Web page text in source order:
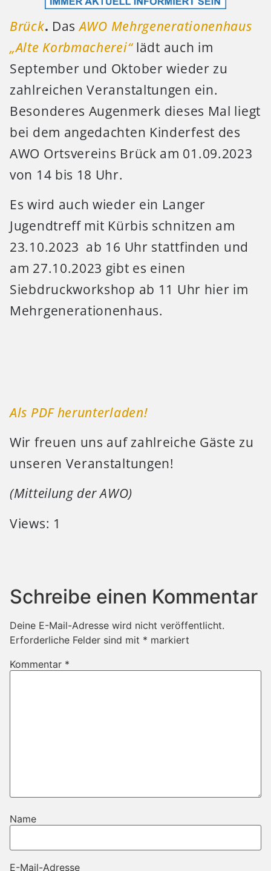
Brück. DasAWO Mehrgenerationenhaus
„Alte Korbmacherei“lädt auch im
September und Oktober wieder zu
zahlreichen Veranstaltungen ein.
Besonderes Augenmerk dieses Mal liegt
bei dem angedachten Kinderfest des
AWO Ortsvereins Brück am 01.09.2023
von 14 bis 18 Uhr.
Es wird auch wieder ein Langer
Jugendtreff mit Kürbis schnitzen am
23.10.2023 ab 16 Uhr stattfinden und
am 27.10.2023 gibt es einen
Siebdruckworkshop ab 11 Uhr hier im
Mehrgenerationenhaus.
Als PDF herunterladen!
Wir freuen uns auf zahlreiche Gäste zu
unseren Veranstaltungen!
(Mitteilung der AWO)
Views: 1
Schreibe einen Kommentar
Deine E-Mail-Adresse wird nicht veröffentlicht.
Erforderliche Felder sind mit * markiert
Kommentar *
Name
E-Mail-Adresse